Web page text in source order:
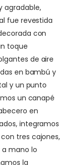
agradable,
fue revestida
con
toque
de aire
en bambú y
y un punto
un canapé
en
integramos
tres cajones,
mano lo
la